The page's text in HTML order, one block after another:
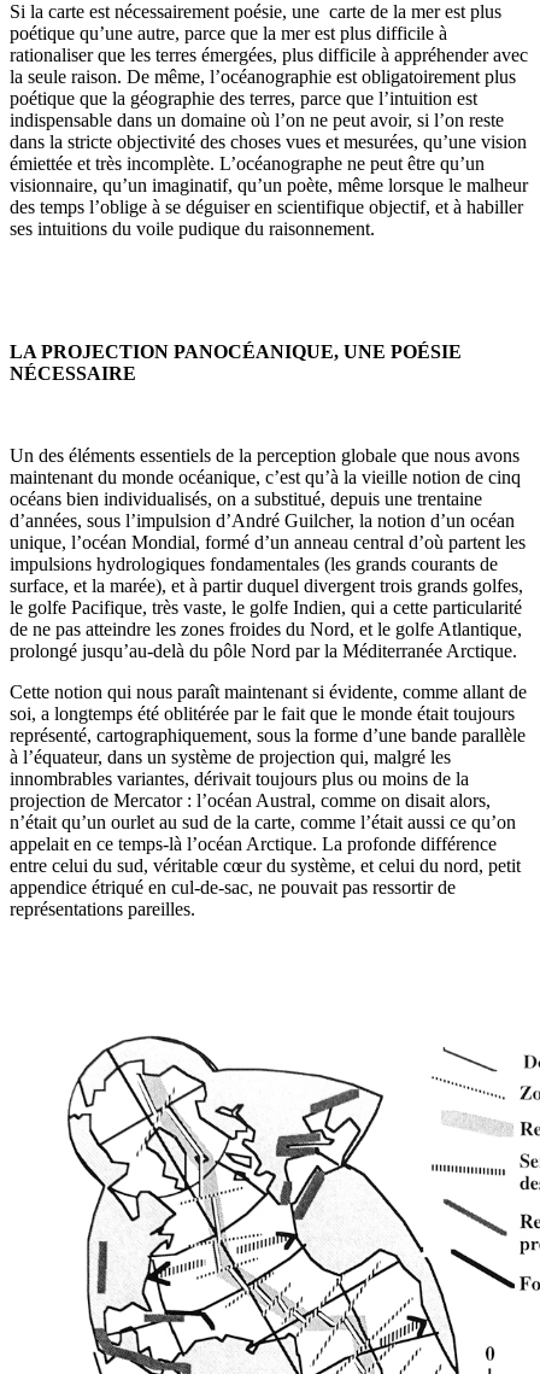
Si la carte est nécessairement poésie, une carte de la mer est plus
poétique qu’une autre, parce que la mer est plus difficile à
rationaliser que les terres émergées, plus difficile à appréhender avec
la seule raison. De même, l’océanographie est obligatoirement plus
poétique que la géographie des terres, parce que l’intuition est
indispensable dans un domaine où l’on ne peut avoir, si l’on reste
dans la stricte objectivité des choses vues et mesurées, qu’une vision
émiettée et très incomplète. L’océanographe ne peut être qu’un
visionnaire, qu’un imaginatif, qu’un poète, même lorsque le malheur
des temps l’oblige à se déguiser en scientifique objectif, et à habiller
ses intui­tions du voile pudique du raisonnement.
LA PROJECTION PANOCÉANIQUE, UNE POÉSIE
NÉCESSAIRE
Un des éléments essentiels de la perception globale que nous avons
maintenant du monde océanique, c’est qu’à la vieille notion de cinq
océans bien individualisés, on a substitué, depuis une trentaine
d’années, sous l’im­pulsion d’André Guilcher, la notion d’un océan
unique, l’océan Mondial, formé d’un anneau central d’où partent les
impulsions hydrologiques fonda­mentales (les grands courants de
surface, et la marée), et à partir duquel divergent trois grands golfes,
le golfe Pacifique, très vaste, le golfe Indien, qui a cette particularité
de ne pas atteindre les zones froides du Nord, et le golfe Atlantique,
prolongé jusqu’au-delà du pôle Nord par la Méditerranée Arcti­que.
Cette notion qui nous paraît maintenant si évidente, comme allant de
soi, a longtemps été oblitérée par le fait que le monde était toujours
représenté, cartographiquement, sous la forme d’une bande parallèle
à l’équateur, dans un système de projection qui, malgré les
innombrables variantes, dérivait toujours plus ou moins de la
projection de Mercator : l’océan Austral, comme on disait alors,
n’était qu’un ourlet au sud de la carte, comme l’était aussi ce qu’on
appelait en ce temps-là l’océan Arctique. La profonde diffé­rence
entre celui du sud, véritable cœur du système, et celui du nord, petit
appendice étriqué en cul-de-sac, ne pouvait pas ressortir de
représentations pareilles.